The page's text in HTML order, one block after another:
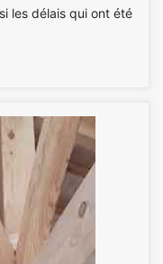
les délais qui ont été